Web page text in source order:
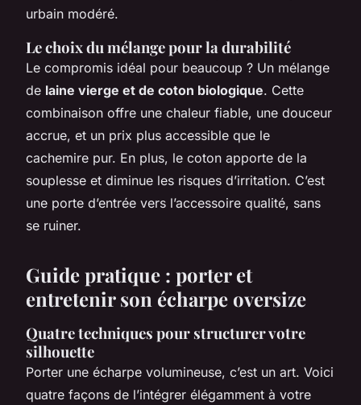
urbain modéré.
Le choix du mélange pour la durabilité
Le compromis idéal pour beaucoup ? Un mélange
de laine vierge et de coton biologique. Cette
combinaison offre une chaleur fiable, une douceur
accrue, et un prix plus accessible que le
cachemire pur. En plus, le coton apporte de la
souplesse et diminue les risques d’irritation. C’est
une porte d’entrée vers l’accessoire qualité, sans
se ruiner.
Guide pratique : porter et
entretenir son écharpe oversize
Quatre techniques pour structurer votre
silhouette
Porter une écharpe volumineuse, c’est un art. Voici
quatre façons de l’intégrer élégamment à votre